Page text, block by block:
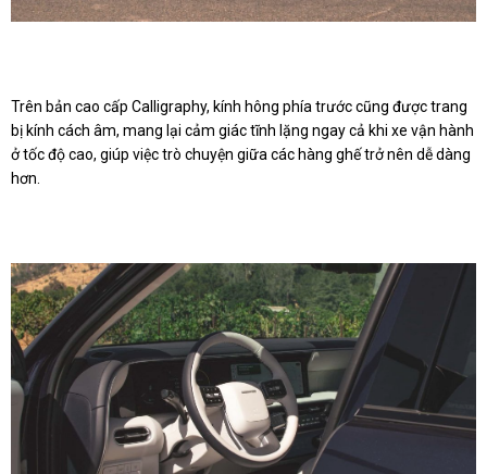
Trên bản cao cấp Calligraphy, kính hông phía trước cũng được trang
bị kính cách âm, mang lại cảm giác tĩnh lặng ngay cả khi xe vận hành
ở tốc độ cao, giúp việc trò chuyện giữa các hàng ghế trở nên dễ dàng
hơn.